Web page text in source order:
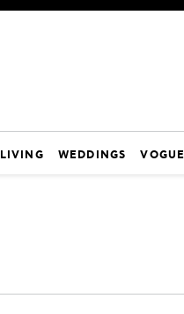
LIVING WEDDINGS